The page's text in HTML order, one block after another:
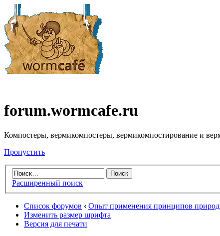
forum.wormcafe.ru
Компостеры, вермикомпостеры, вермикомпостирование и
Пропустить
Расширенный поиск
Список форумов ‹ Опыт применения принципов
Изменить размер шрифта
Версия для печати